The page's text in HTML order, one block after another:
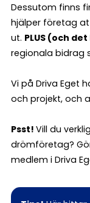
Dessutom finns
hjälper företag
ut. PLUS (och
regionala bidrag
Vi på Driva Eget
och projekt, och
Psst! Vill du
drömföretag?
medlem i Driva